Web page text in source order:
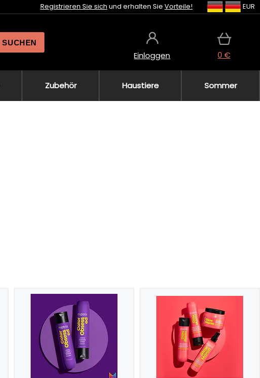
Registrieren Sie sich und erhalten Sie Vorteile! EUR
SUCHEN
Einloggen 0 €
Zubehör Haustiere Sommer